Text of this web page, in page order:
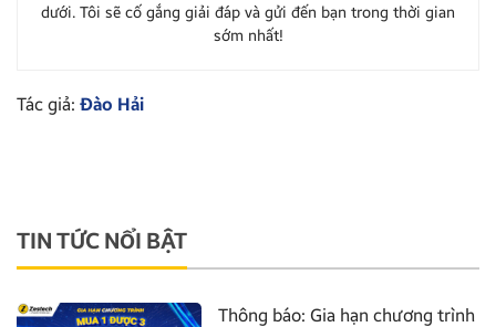
dưới. Tôi sẽ cố gắng giải đáp và gửi đến bạn trong thời gian
sớm nhất!
Tác giả: Đào Hải
TIN TỨC NỔI BẬT
Thông báo: Gia hạn chương trình